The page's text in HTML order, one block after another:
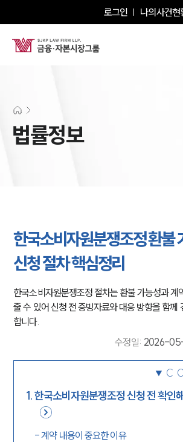
로그인 나의사건현
법률정보
한국소비자원분쟁조정 환불
신청 절차 핵심정리
한국소비자원분쟁조정 절차는 환불 가능성과 계
줄 수 있어 신청 전 증빙자료와 대응 방향을 함께
합니다.
수정일: 2026-
1.한국소비자원분쟁조정 신청 전 확인
-계약 내용이 중요한 이유